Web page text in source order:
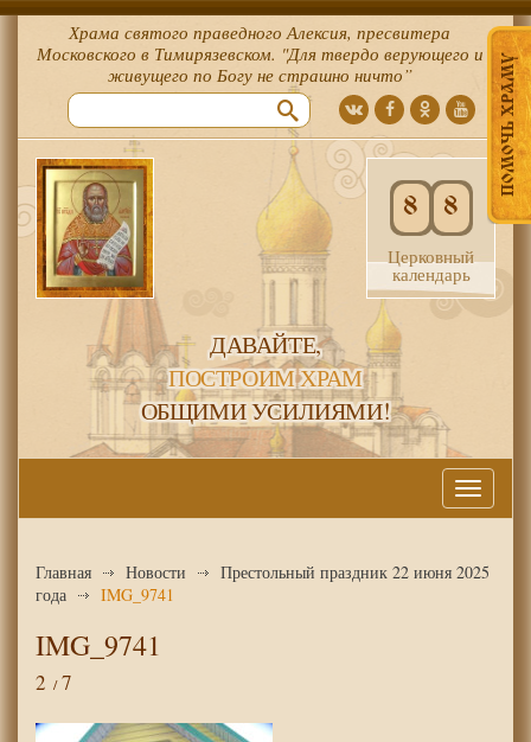
ПОМОЧЬ ХРАМУ
Храма святого праведного Алексия, пресвитера
Московского в Тимирязевском. "Для твердо верующего и
живущего по Богу не страшно ничто”
8 8
Церковный
календарь
ДАВАЙТЕ,
ПОСТРОИМ ХРАМ
ОБЩИМИ УСИЛИЯМИ!
Меню
Главная Новости
Престольный праздник 22 июня 2025
года
IMG_9741
IMG_9741
2 7